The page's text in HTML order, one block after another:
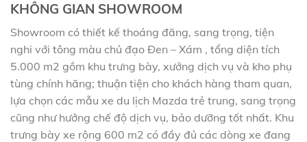
KHÔNG GIAN SHOWROOM
Showroom có thiết kế thoáng đãng, sang trọng, tiện
nghi với tông màu chủ đạo Đen – Xám , tổng diện tích
5.000 m2 gồm khu trưng bày, xưởng dịch vụ và kho phụ
tùng chính hãng; thuận tiện cho khách hàng tham quan,
lựa chọn các mẫu xe du lịch Mazda trẻ trung, sang trọng
cũng như hưởng chế độ dịch vụ, bảo dưỡng tốt nhất. Khu
trưng bày xe rộng 600 m2 có đầy đủ các dòng xe đang